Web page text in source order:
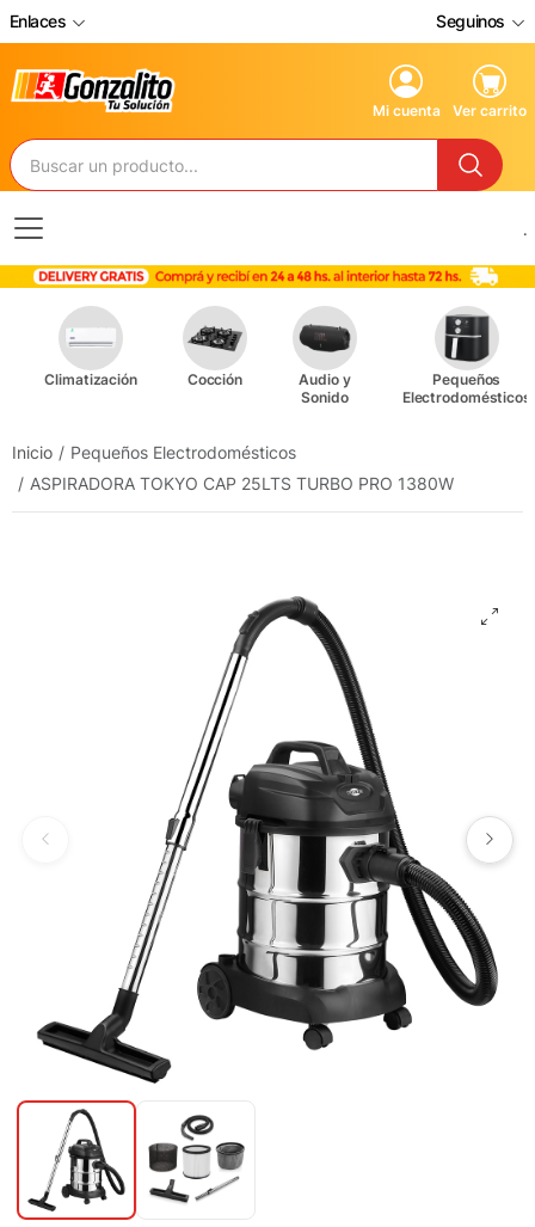
Enlaces Seguinos
Mi cuenta Ver carrito
.
Climatización Cocción
Audio y
Sonido
Pequeños
Electrodomésticos
Inicio
Pequeños Electrodomésticos
ASPIRADORA TOKYO CAP 25LTS TURBO PRO 1380W